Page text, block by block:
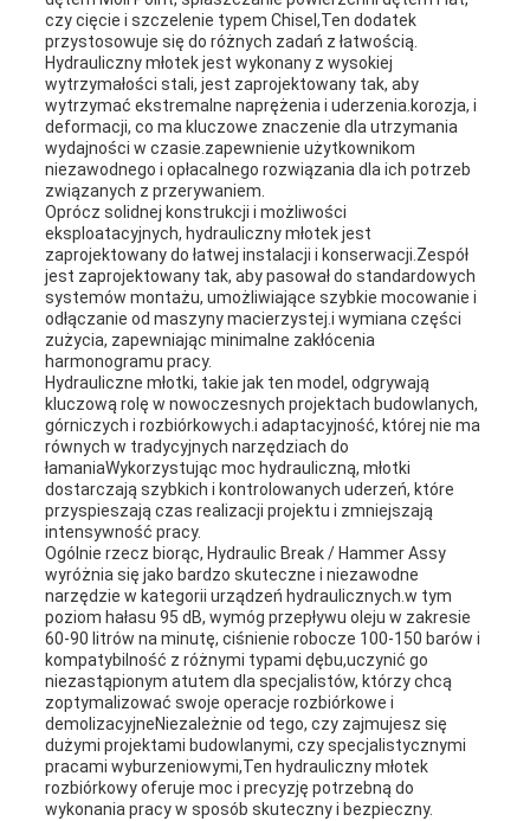
czy cięcie i szczelenie typem Chisel,Ten dodatek
przystosowuje się do różnych zadań z łatwością.
Hydrauliczny młotek jest wykonany z wysokiej
wytrzymałości stali, jest zaprojektowany tak, aby
wytrzymać ekstremalne naprężenia i uderzenia.korozja, i
deformacji, co ma kluczowe znaczenie dla utrzymania
wydajności w czasie.zapewnienie użytkownikom
niezawodnego i opłacalnego rozwiązania dla ich potrzeb
związanych z przerywaniem.
Oprócz solidnej konstrukcji i możliwości
eksploatacyjnych, hydrauliczny młotek jest
zaprojektowany do łatwej instalacji i konserwacji.Zespół
jest zaprojektowany tak, aby pasował do standardowych
systemów montażu, umożliwiające szybkie mocowanie i
odłączanie od maszyny macierzystej.i wymiana części
zużycia, zapewniając minimalne zakłócenia
harmonogramu pracy.
Hydrauliczne młotki, takie jak ten model, odgrywają
kluczową rolę w nowoczesnych projektach budowlanych,
górniczych i rozbiórkowych.i adaptacyjność, której nie ma
równych w tradycyjnych narzędziach do
łamaniaWykorzystując moc hydrauliczną, młotki
dostarczają szybkich i kontrolowanych uderzeń, które
przyspieszają czas realizacji projektu i zmniejszają
intensywność pracy.
Ogólnie rzecz biorąc, Hydraulic Break / Hammer Assy
wyróżnia się jako bardzo skuteczne i niezawodne
narzędzie w kategorii urządzeń hydraulicznych.w tym
poziom hałasu 95 dB, wymóg przepływu oleju w zakresie
60-90 litrów na minutę, ciśnienie robocze 100-150 barów i
kompatybilność z różnymi typami dębu,uczynić go
niezastąpionym atutem dla specjalistów, którzy chcą
zoptymalizować swoje operacje rozbiórkowe i
demolizacyjneNiezależnie od tego, czy zajmujesz się
dużymi projektami budowlanymi, czy specjalistycznymi
pracami wyburzeniowymi,Ten hydrauliczny młotek
rozbiórkowy oferuje moc i precyzję potrzebną do
wykonania pracy w sposób skuteczny i bezpieczny.